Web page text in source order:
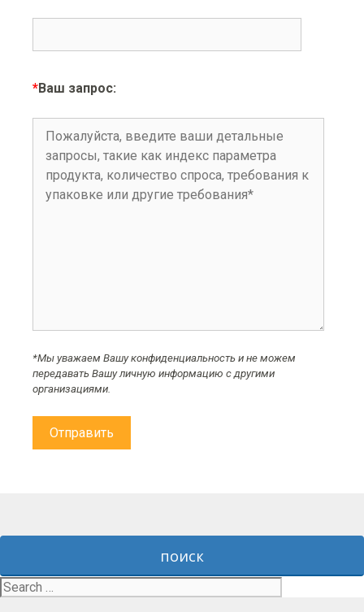
*Ваш запрос:
*Мы уважаем Вашу конфиденциальность и не можем
передавать Вашу личную информацию с другими
организациями.
поиск
Search
for: